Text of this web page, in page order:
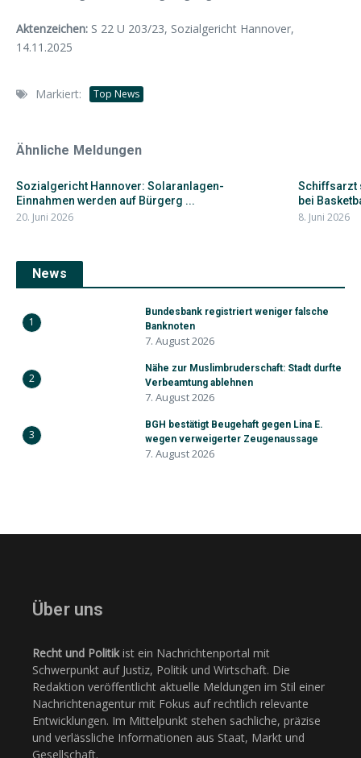
Aktenzeichen: S 22 U 203/23, Sozialgericht Hannover,
14.11.2025
Markiert: Top News
Ähnliche Meldungen
Sozialgericht Hannover: Solaranlagen-
Einnahmen werden auf Bürgerg ...
20. Juni 2026
Schiffsarzt
bei
8. Juni 2026
News
1
Bundesbank registriert weniger falsche
Banknoten
7. August 2026
2
Nähe zur Muslimbruderschaft: Stadt durfte
Verbeamtung ablehnen
7. August 2026
3
BGH bestätigt Beugehaft gegen Lina E.
wegen verweigerter Zeugenaussage
7. August 2026
Über uns
Recht und Politikist ein Nachrichtenportal mit
Schwerpunkt auf Justiz, Politik und Wirtschaft. Die
Redaktion veröffentlicht aktuelle Meldungen im Stil einer
Nachrichtenagentur mit Fokus auf rechtlich relevante
Entwicklungen. Im Mittelpunkt stehen sachliche, präzise
und verlässliche Informationen aus Staat, Markt und
Gesellschaft.